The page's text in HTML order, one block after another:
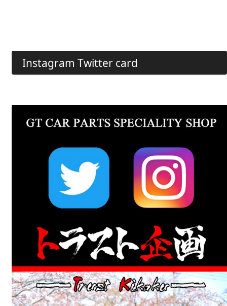
Instagram Twitter card